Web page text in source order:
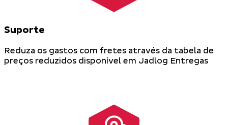
Suporte
Reduza os gastos com fretes através da tabela de
preços reduzidos disponível em Jadlog Entregas